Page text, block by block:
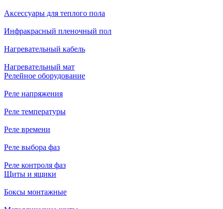
Аксессуары для теплого пола
Инфракрасный пленочный пол
Нагревательный кабель
Нагревательный мат
Релейное оборудование
Реле напряжения
Реле температуры
Реле времени
Реле выбора фаз
Реле контроля фаз
Щиты и ящики
Боксы монтажные